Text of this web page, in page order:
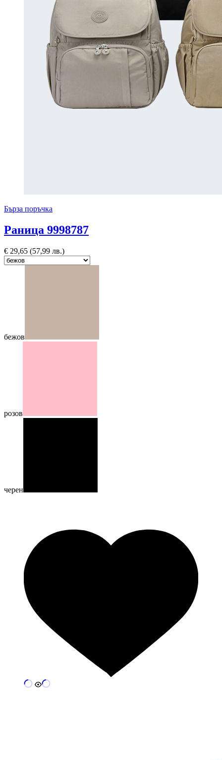
Бърза поръчка
Раница 9998787
€ 29,65 (57,99 лв.)
бежов
розов
черен